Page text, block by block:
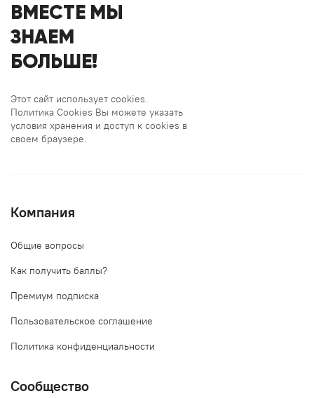
ВМЕСТЕ МЫ
ЗНАЕМ
БОЛЬШЕ!
Этот сайт использует cookies.
Политика Cookies Вы можете указать
условия хранения и доступ к cookies в
своем браузере.
Компания
Общие вопросы
Как получить баллы?
Премиум подписка
Пользовательское соглашение
Политика конфиденциальности
Сообщество